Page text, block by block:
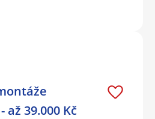
39.000 Kč